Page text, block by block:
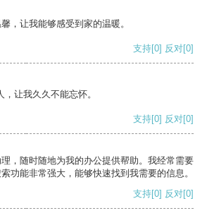
，让我能够感受到家的温暖。
支持[0] 反对[0]
让我久久不能忘怀。
支持[0] 反对[0]
，随时随地为我的办公提供帮助。我经常需要
功能非常强大，能够快速找到我需要的信息。
支持[0] 反对[0]